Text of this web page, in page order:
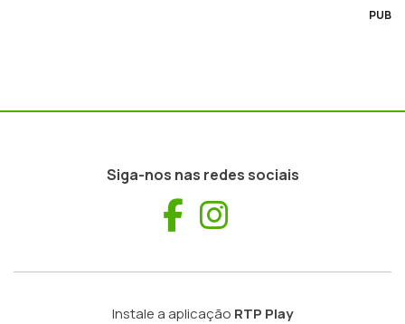
PUB
Siga-nos nas redes sociais
Facebook
Instale a aplicação RTP Play